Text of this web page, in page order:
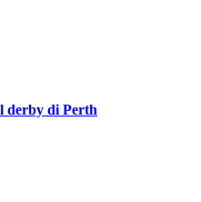
derby di Perth